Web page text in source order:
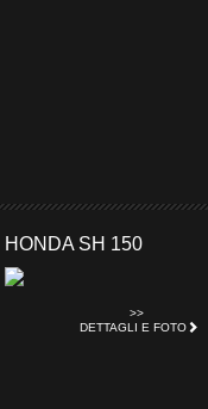
HONDA SH 150
>>
DETTAGLI E FOTO